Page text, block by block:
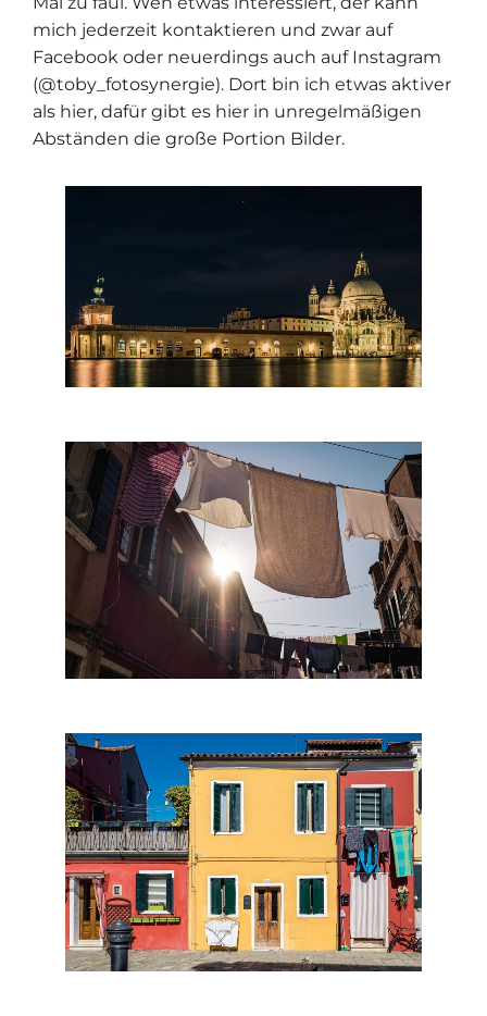
mich jederzeit kontaktieren und zwar auf
Facebook oder neuerdings auch auf Instagram
(@toby_fotosynergie). Dort bin ich etwas aktiver
als hier, dafür gibt es hier in unregelmäßigen
Abständen die große Portion Bilder.